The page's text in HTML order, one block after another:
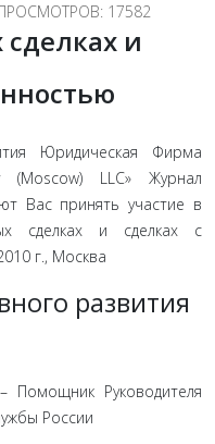
17582
сделках и
Юридическая Фирма
LLC» Журнал
Вас принять участие в
сделках и сделках с
г., Москва
развития
Помощник Руководителя
России